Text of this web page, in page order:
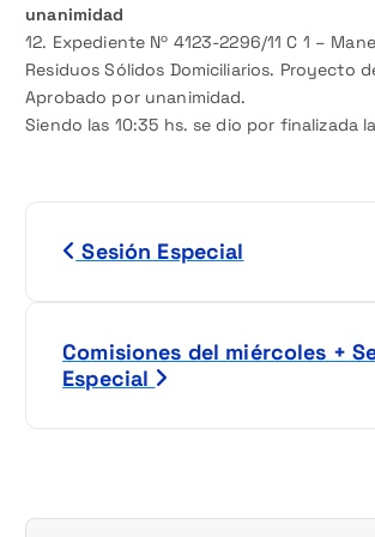
unanimidad
12. Expediente Nº 4123-2296/11 C 1 –
Residuos Sólidos Domiciliarios. Proyecto
Aprobado por unanimidad.
Siendo las 10:35 hs. se dio por finalizada
Sesión Especial
Comisiones del miércoles +
Especial